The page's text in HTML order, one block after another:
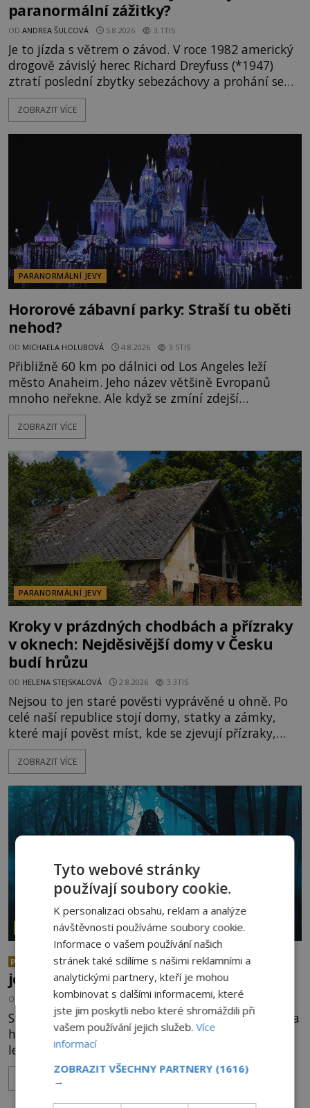
paranormální zážitky?
OD ANDREA ŠULCOVÁ 5.8.2026 3.1TIS
Je to jízda s větrem o závod. V roce 1982 americký
drogově závislý herec Richard Dreyfuss (*1947)
ztratí poslední zbytky sebezáchovy a prohání se
po silnicích ve svém mercedesu jako utržený ze
řetězu. Vše vyvrcholí katastrofou, když to Dreyfuss
následně nalezne schovaný kokain. Tímto
momentem se slavnému
ZOBRAZIT VÍCE
PARANORMÁLNÍ JEVY
Hororové zábavní parky: Straší tu oběti
nehod?
OD MICHAELA HOLUBOVÁ 4.8.2026 3.5TIS
Přibližně 60 km po dálnici od Los Angeles leží
město Anaheim. Jeho název většině Evropanů
mnoho neřekne. Ale když se zmíní zdejší
Disneyland, je hned jasno. Zábavní park vyroste na
poklidném místě bývalého sadu pomerančovníků.
kolem 17 000 000 zábavychtivých lidí ročně. A ač je
velká snaha to utajit, někteří z
ZOBRAZIT VÍCE
PARANORMÁLNÍ JEVY
Kroky v prázdných chodbách a přízraky
v oknech: Nejděsivější domy v Česku
budí hrůzu
OD HELENA STEJSKALOVÁ 2.8.2026 3.3TIS
Nejsou to jen staré pověsti vyprávěné u ohně. Po
celé naší republice stojí domy, statky a zámky,
které mají pověst míst, kde se zjevují přízraky,
ozývají nevysvětlitelné zvuky nebo se dějí podivné
jevy. Zatímco historici většinou hledají racionální
lokality vykazují nápadně podobná svědectví po
celé generace. A právě tato opakující se svědectví
ZOBRAZIT VÍCE
PARANORMÁLNÍ JEVY
PREMIUM
Nejděsivější lesy světa: Vstoupí
jen ti nejodvážnější!
OD RADKA SÁBLIKOVÁ 1.8.2026 3.5TIS
Stínové bytosti, časové anomálie, děsivé přízraky a
hrůzostrašný křik vycházející z hlubin temného
lesa. Není to začátek hororového filmu, ale
události, které popisují návštěvníci lesů, které jsou
označovány jako nejděsivější na světě. Lidé bydlící
Tyto webové stránky
používají soubory cookie.
K personalizaci obsahu, reklam a analýze
návštěvnosti používáme soubory cookie.
Informace o vašem používání našich
stránek také sdílíme s našimi reklamními a
analytickými partnery, kteří je mohou
kombinovat s dalšími informacemi, které
jste jim poskytli nebo které shromáždili při
vašem používání jejich služeb.Více
informací
ZOBRAZIT VŠECHNY PARTNERY (1616)
→